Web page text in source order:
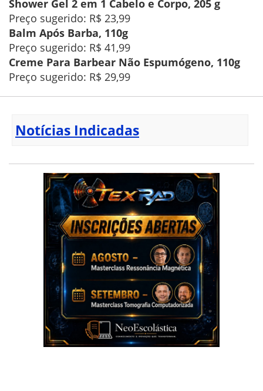
Shower Gel 2 em 1 Cabelo e Corpo, 205 g
Preço sugerido: R$ 23,99
Balm Após Barba, 110g
Preço sugerido: R$ 41,99
Creme Para Barbear Não Espumógeno, 110g
Preço sugerido: R$ 29,99
Notícias Indicadas